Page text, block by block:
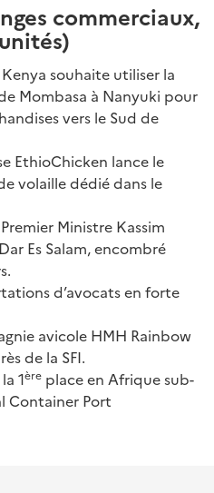
commerciaux,
Kenya souhaite utiliser la
Mombasa à Nanyuki pour
vers le Sud de
EthioChicken lance le
volaille dédié dans le
Ministre Kassim
Es Salam, encombré
d’avocats en forte
avicole HMH Rainbow
de la SFI.
1ère place en Afrique sub-
Container Port